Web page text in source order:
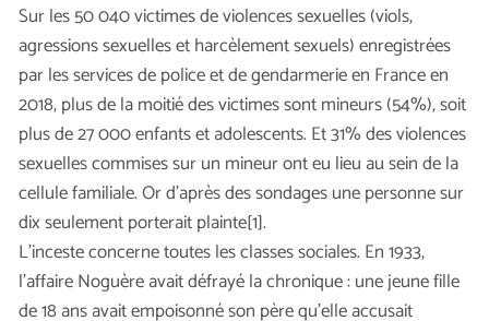
Sur les 50 040 victimes de violences sexuelles (viols,
agressions sexuelles et harcèlement sexuels) enregistrées
par les services de police et de gendarmerie en France en
2018, plus de la moitié des victimes sont mineurs (54%), soit
plus de 27 000 enfants et adolescents. Et 31% des violences
sexuelles commises sur un mineur ont eu lieu au sein de la
cellule familiale. Or d’après des sondages une personne sur
dix seulement porterait plainte[1].
L’inceste concerne toutes les classes sociales. En 1933,
l’affaire Noguère avait défrayé la chronique : une jeune fille
de 18 ans avait empoisonné son père qu’elle accusait